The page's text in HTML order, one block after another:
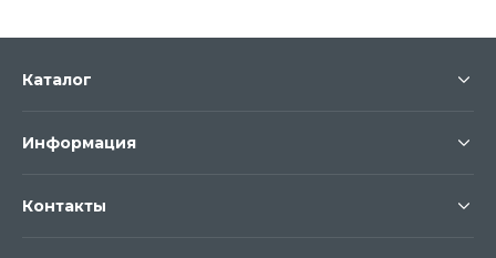
Каталог
Информация
Контакты